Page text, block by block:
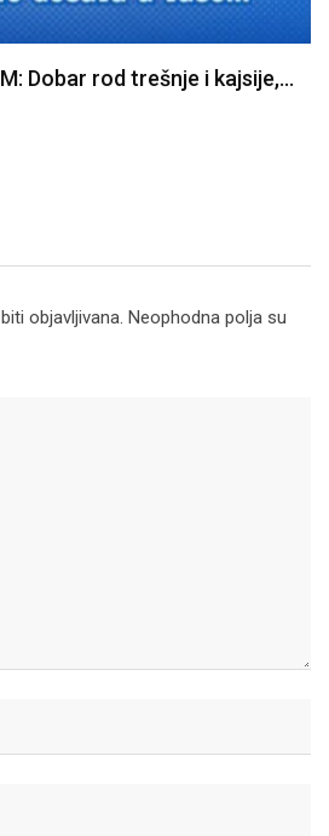
Dobar rod trešnje i kajsije,…
objavljivana. Neophodna polja su